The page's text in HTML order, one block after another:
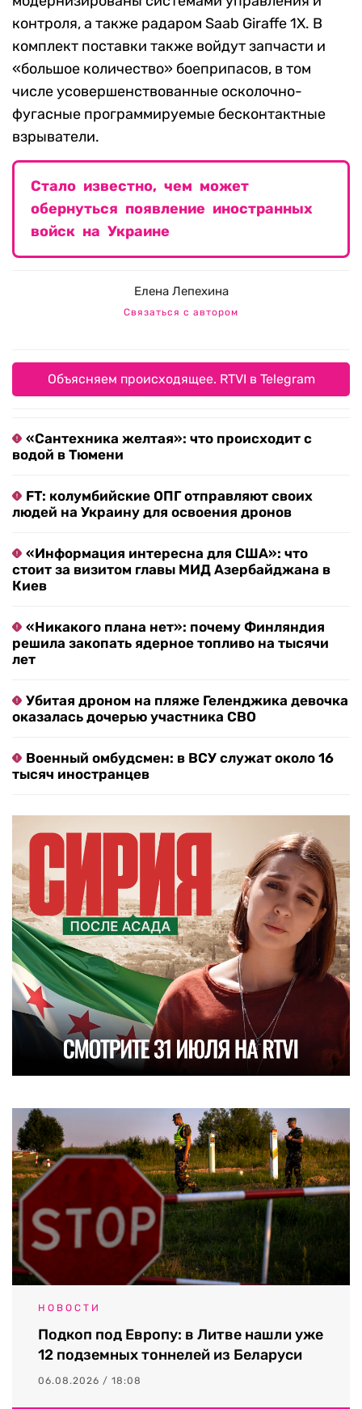
контроля, а также радаром Saab Giraffe 1X. В
комплект поставки также войдут запчасти и
«большое количество» боеприпасов, в том
числе усовершенствованные осколочно-
фугасные программируемые бесконтактные
взрыватели.
Стало известно, чем может
обернуться появление иностранных
войск на Украине
Елена Лепехина
Связаться с автором
Объясняем происходящее. RTVI в Telegram
«Сантехника желтая»: что происходит с
водой в Тюмени
FT: колумбийские ОПГ отправляют своих
людей на Украину для освоения дронов
«Информация интересна для США»: что
стоит за визитом главы МИД Азербайджана в
Киев
«Никакого плана нет»: почему Финляндия
решила закопать ядерное топливо на тысячи
лет
Убитая дроном на пляже Геленджика девочка
оказалась дочерью участника СВО
Военный омбудсмен: в ВСУ служат около 16
тысяч иностранцев
НОВОСТИ
Подкоп под Европу: в Литве нашли уже
12 подземных тоннелей из Беларуси
06.08.2026 / 18:08